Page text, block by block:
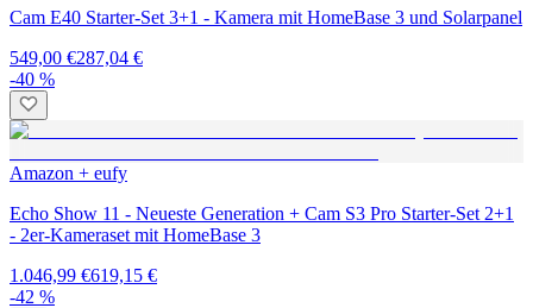
Cam E40 Starter-Set 3+1 - Kamera mit HomeBase 3 und Solarpanel
549,00 €287,04 €
-40 %
Amazon + eufy
Echo Show 11 - Neueste Generation + Cam S3 Pro Starter-Set 2+1
- 2er-Kameraset mit HomeBase 3
1.046,99 €619,15 €
-42 %